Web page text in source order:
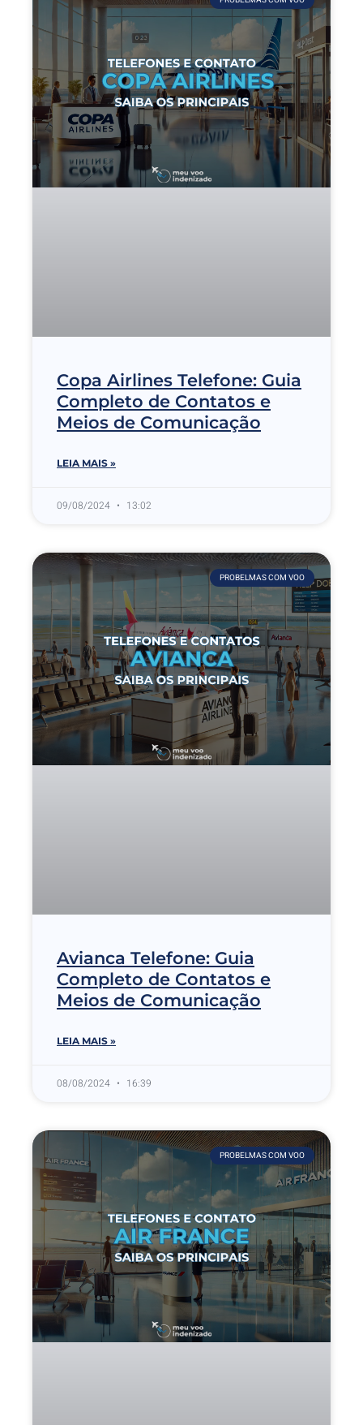
Copa Airlines Telefone: Guia
Completo de Contatos e
Meios de Comunicação
LEIA MAIS »
09/08/2024 13:02
PROBELMAS COM VOO
Avianca Telefone: Guia
Completo de Contatos e
Meios de Comunicação
LEIA MAIS »
08/08/2024 16:39
PROBELMAS COM VOO